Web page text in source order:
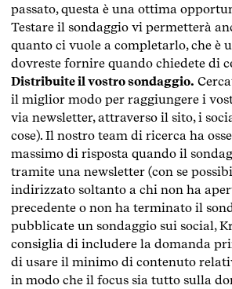
passato, questa è una ottima
Testare il sondaggio vi permetterà
quanto ci vuole a completarlo, che è
dovreste fornire quando chiedete di
Distribuite il vostro sondaggio.
il miglior modo per raggiungere i
via newsletter, attraverso il sito, i
cose). Il nostro team di ricerca ha
massimo di risposta quando il
tramite una newsletter (con se
indirizzato soltanto a chi non ha
precedente o non ha terminato il
pubblicate un sondaggio sui social,
consiglia di includere la domanda
di usare il minimo di contenuto
in modo che il focus sia tutto sulla